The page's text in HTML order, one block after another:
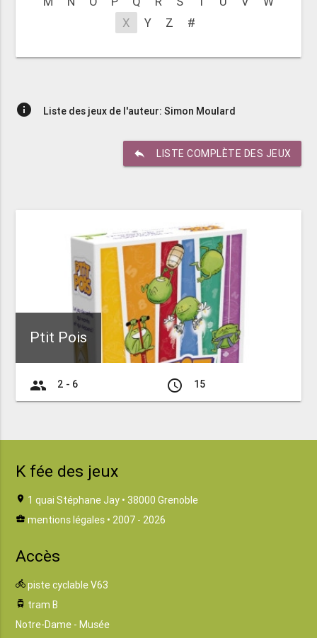
X
Y Z #
info Liste des jeux de l'auteur: Simon Moulard
reply LISTE COMPLÈTE DES JEUX
Ptit Pois
group 2 - 6 access_time 15
K fée des jeux
location_on 1 quai Stéphane Jay • 38000 Grenoble
business_center mentions légales • 2007 - 2026
Accès
directions_bike piste cyclable V63
tram tram B
Notre-Dame - Musée